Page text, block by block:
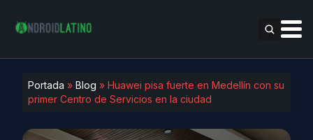
Portada » Blog » Huawei pisa fuerte en Medellín con su
primer Centro de Servicios en la ciudad